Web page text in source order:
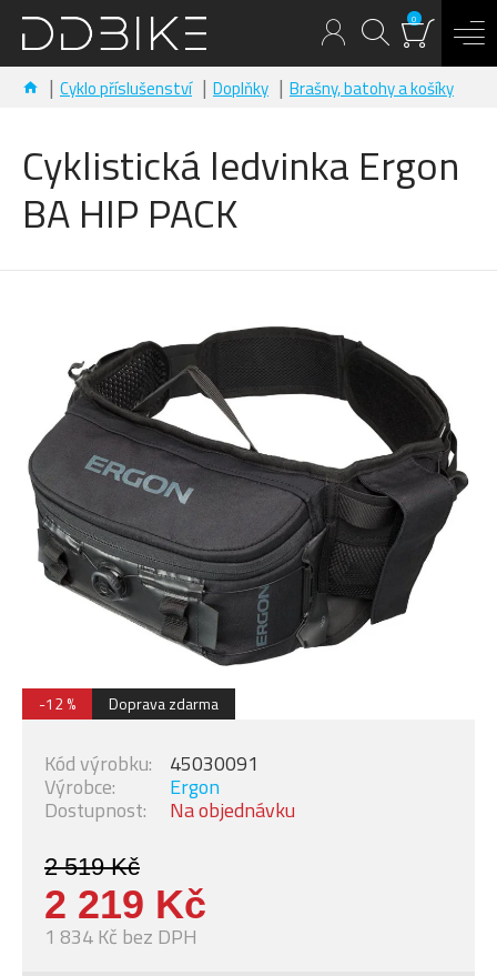
0
Cyklo příslušenství Doplňky Brašny, batohy a košíky
Cyklistická ledvinka Ergon
BA HIP PACK
Doprava zdarma
-12 %
2 519 Kč
2 219 Kč
1 834 Kč bez DPH
Dostupnost: Na objednávku
Výrobce: Ergon
Kód výrobku: 45030091